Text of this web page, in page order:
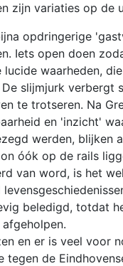
zijn variaties op
opdringerige
Iets open doen
waarheden,
slijmjurk verbergt
te trotseren. Na
en 'inzicht'
werden,
óók op de rails
van word, is het
beledigd,
en er is veel voor
de